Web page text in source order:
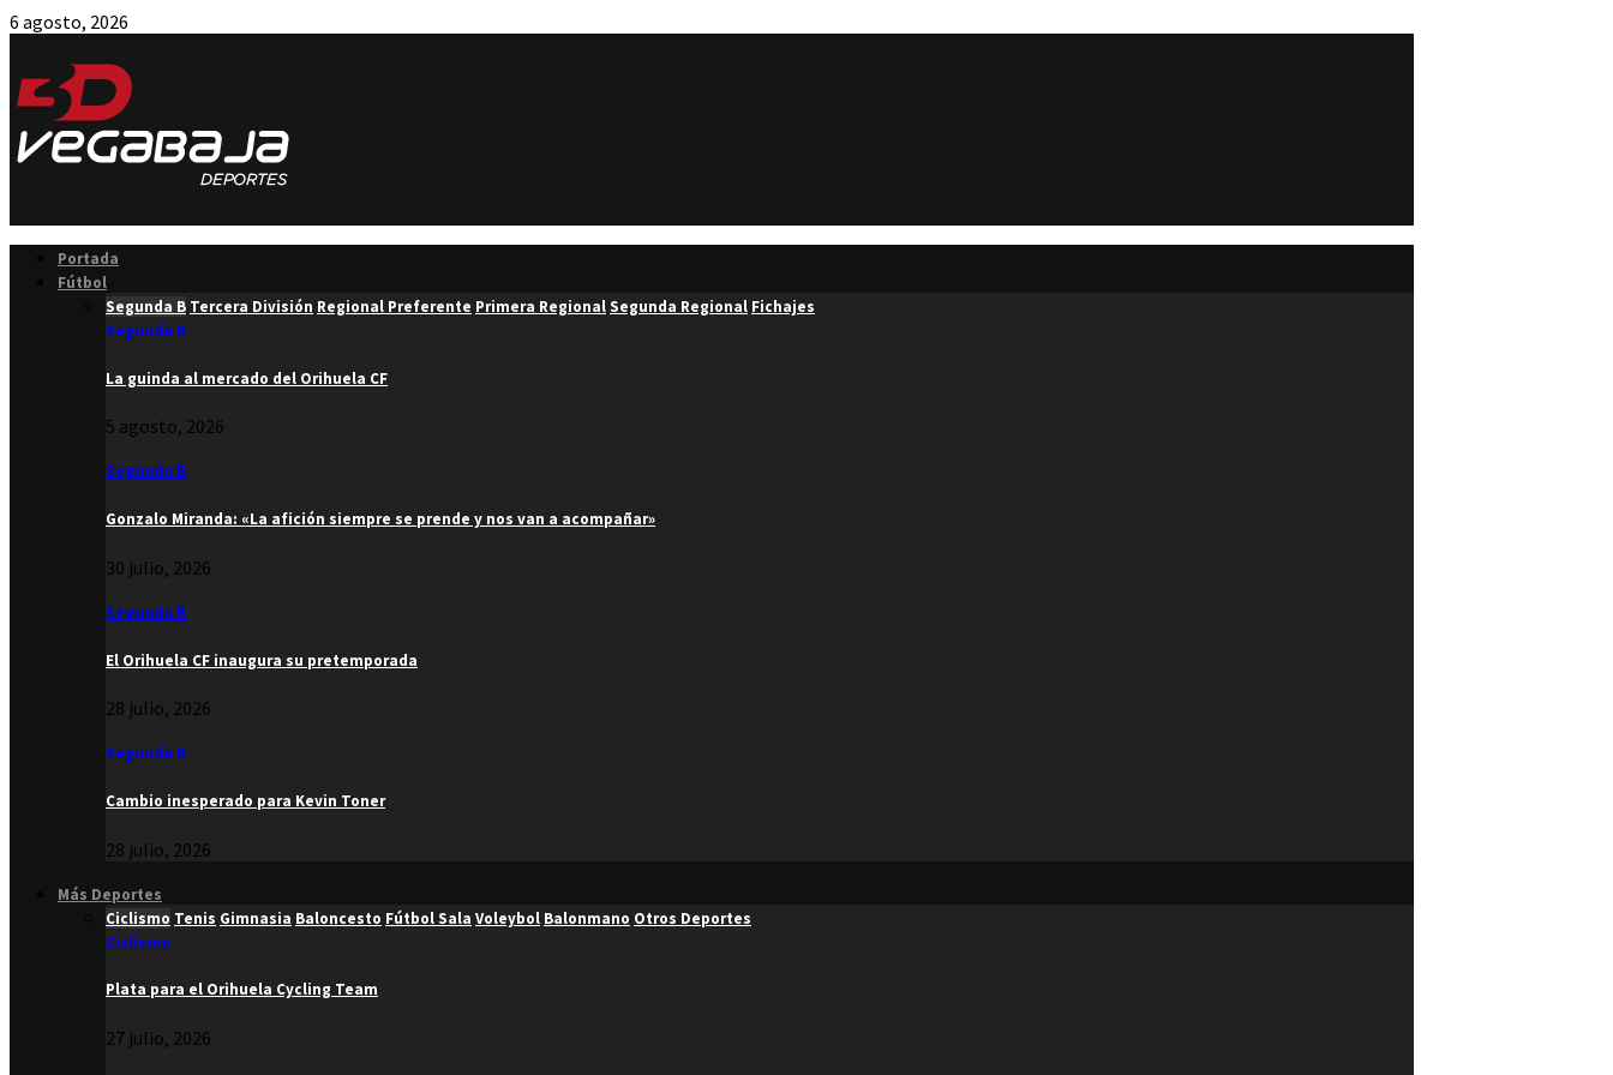
6 agosto, 2026
Portada
Fútbol
Segunda B Tercera División Regional Preferente Primera RegionalSegunda Regional Fichajes
Segunda B
La guinda al mercado del Orihuela CF
5 agosto, 2026
Segunda B
Gonzalo Miranda: «La afición siempre se prende y nos van a acompañar»
30 julio, 2026
Segunda B
El Orihuela CF inaugura su pretemporada
28 julio, 2026
Segunda B
Cambio inesperado para Kevin Toner
28 julio, 2026
Más Deportes
Ciclismo Tenis Gimnasia Baloncesto Fútbol Sala Voleybol Balonmano Otros Deportes
Ciclismo
Plata para el Orihuela Cycling Team
27 julio, 2026